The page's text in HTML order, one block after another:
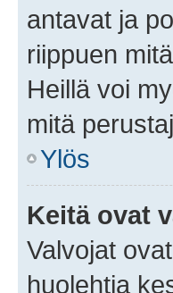
antavat ja
riippuen
Heillä voi
mitä
Ylös
Keitä ovat
Valvojat
huolehtia